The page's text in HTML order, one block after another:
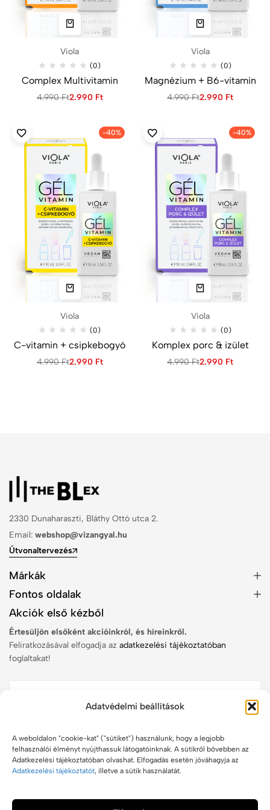
Adatvédelmi beállítások
A weboldalon "cookie-kat" ("sütiket") használunk, hogy a legjobb
felhasználói élményt nyújthassuk látogatóinknak. A sütikről bővebben az
Adatkezelési tájékoztatóban olvashat. Elfogadás esetén jóváhagyja az
Adatkezelési tájékoztatót, illetve a sütik használatát.
Viola
(0)
Complex Multivitamin
4.990Ft2.990 Ft
Viola
(0)
Magnézium + B6-vitamin
4.990Ft2.990 Ft
-40%
Viola
(0)
C-vitamin + csipkebogyó
4.990Ft2.990 Ft
-40%
Viola
(0)
Komplex porc & izület
4.990Ft2.990 Ft
2330 Dunaharaszti, Bláthy Ottó utca 2.
Email: webshop@vizangyal.hu
Útvonaltervezés
Márkák
Fontos oldalak
Akciók első kézből
Értesüljön elsőként akcióinkról, és híreinkről.
Feliratkozásával elfogadja az adatkezelési tájékoztatóban
foglaltakat!
Feliratkozom